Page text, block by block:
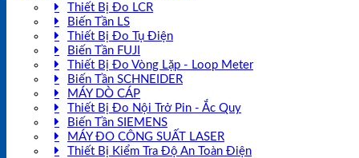
Thiết Bị Đo LCR
Biến Tần LS
Thiết Bị Đo Tụ Điện
Biến Tần FUJI
Thiết Bị Đo Vòng Lặp - Loop Meter
Biến Tần SCHNEIDER
MÁY DÒ CÁP
Thiết Bị Đo Nội Trở Pin - Ắc Quy
Biến Tần SIEMENS
MÁY ĐO CÔNG SUẤT LASER
Thiết Bị Kiểm Tra Độ An Toàn Điện